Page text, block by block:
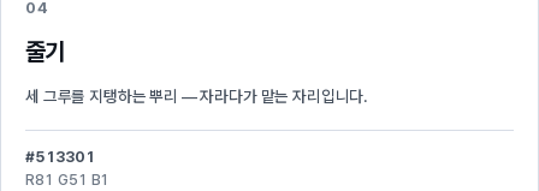
04
줄기
세 그루를 지탱하는 뿌리 — 자라다가 맡는 자리입니다.
#513301
R81 G51 B1